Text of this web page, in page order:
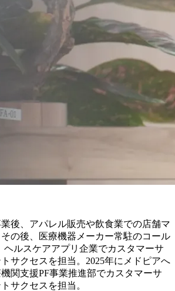
後、アパレル販売や飲食業での店舗マ
の後、医療機器メーカー常駐のコール
ヘルスケアアプリ企業でカスタマーサ
サクセスを担当。2025年にメドピアへ
関支援PF事業推進部でカスタマーサ
サクセスを担当。